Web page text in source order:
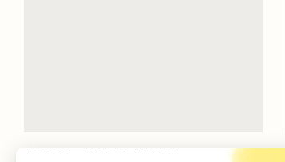
#BM42 – JUILLET 2026